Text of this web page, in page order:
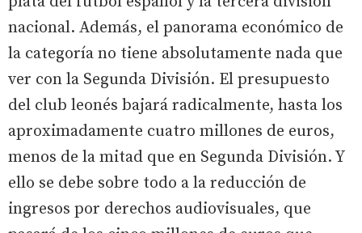
nacional. Además, el panorama económico de
la categoría no tiene absolutamente nada que
ver con la Segunda División. El presupuesto
del club leonés bajará radicalmente, hasta los
aproximadamente cuatro millones de euros,
menos de la mitad que en Segunda División. Y
ello se debe sobre todo a la reducción de
ingresos por derechos audiovisuales, que